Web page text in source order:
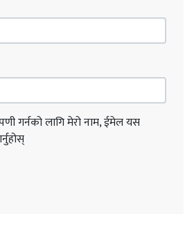
गर्नको लागि मेरो नाम, ईमेल यस